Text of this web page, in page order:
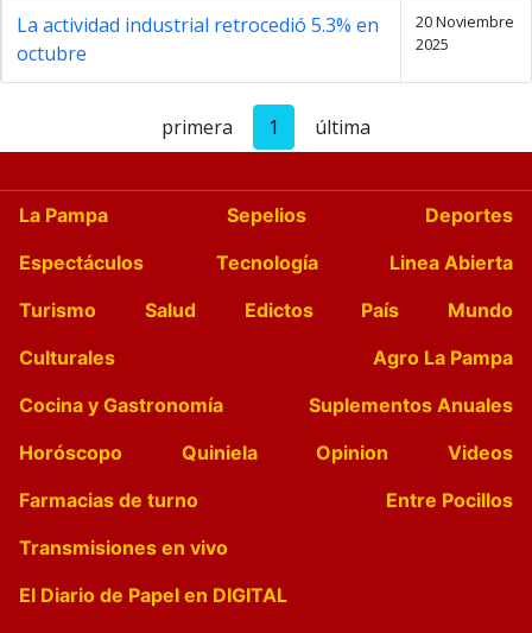
La actividad industrial retrocedió 5.3% en
octubre
20 Noviembre
2025
primera 1 última
La Pampa Sepelios
Deportes
Espectáculos
Tecnología
Linea Abierta
Turismo
Salud Edictos País
Mundo
Culturales
Agro La Pampa
Cocina y Gastronomía
Suplementos Anuales
Horóscopo
Quiniela Opinion
Videos
Farmacias de turno
Entre Pocillos
Transmisiones en vivo
El Diario de Papel en DIGITAL